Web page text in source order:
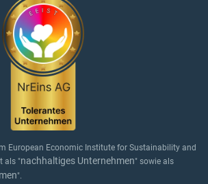
European Economic Institute for Sustainability and
als "nachhaltiges Unternehmen" sowie als
".